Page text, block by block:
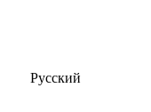
Русский